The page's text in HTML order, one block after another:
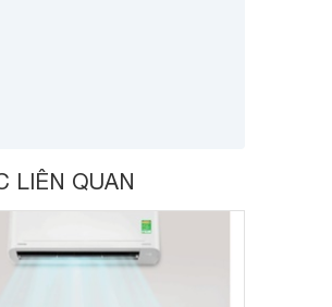
LIÊN QUAN